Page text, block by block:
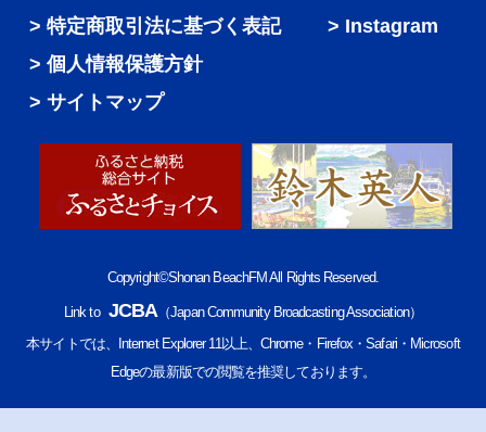
特定商取引法に基づく表記
個人情報保護方針
サイトマップ
Instagram
Copyright©Shonan BeachFM All Rights Reserved.
Link to JCBA（Japan Community Broadcasting Association）
本サイトでは、Internet Explorer 11以上、Chrome・Firefox・Safari・Microsoft
Edgeの最新版での閲覧を推奨しております。